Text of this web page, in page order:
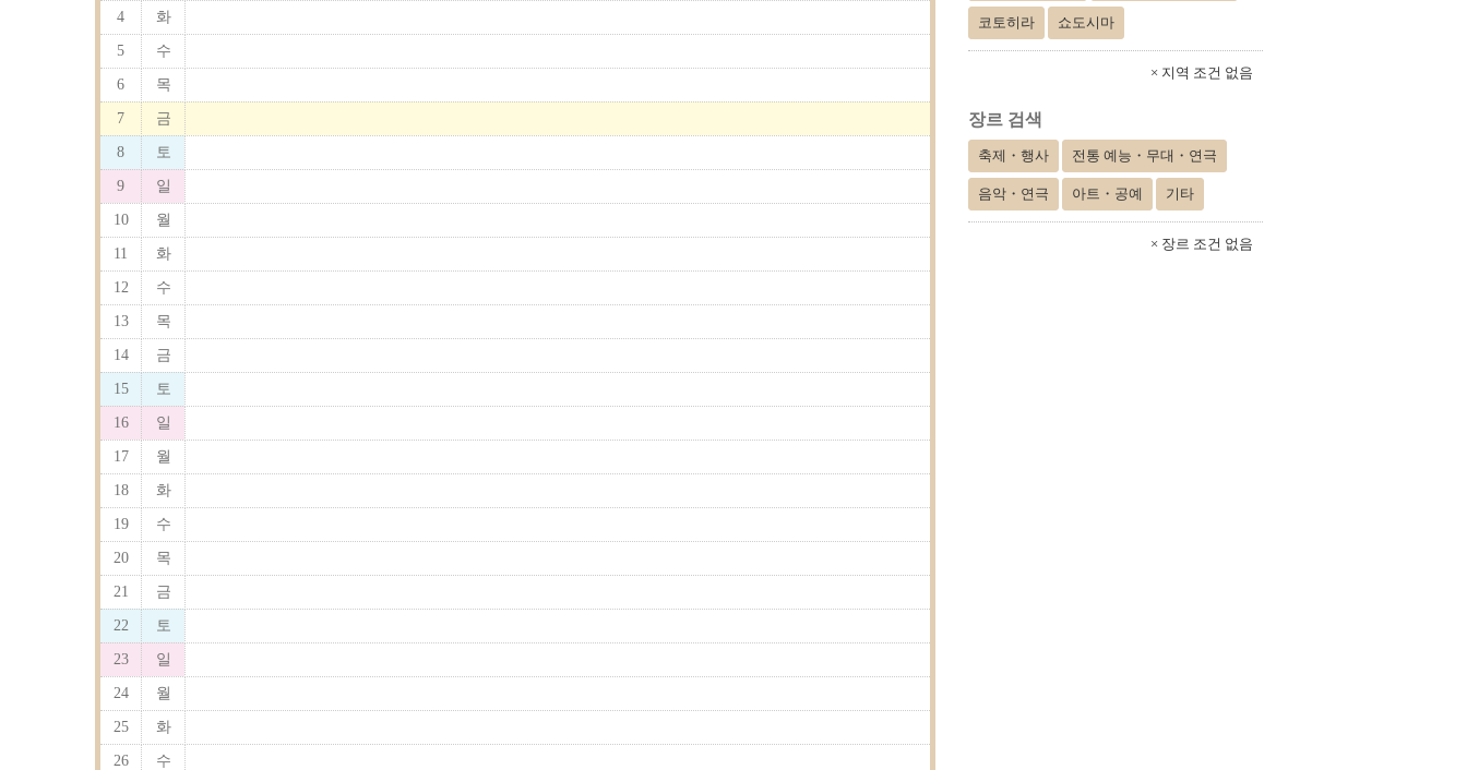
4 화
5 수
6 목
7 금
8 토
9 일
10 월
11 화
12 수
13 목
14 금
15 토
16 일
17 월
18 화
19 수
20 목
21 금
22 토
23 일
24 월
25 화
26 수
코토히라 쇼도시마
× 지역 조건 없음
장르 검색
축제・행사 전통 예능・무대・연극
음악・연극 아트・공예 기타
× 장르 조건 없음